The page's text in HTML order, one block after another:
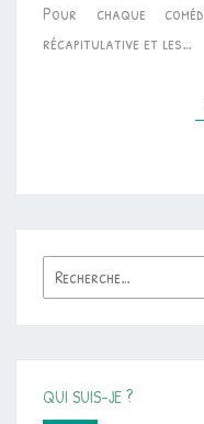
Pour chaque
récapitulative et les…
Rechercher :
QUI SUIS-JE ?